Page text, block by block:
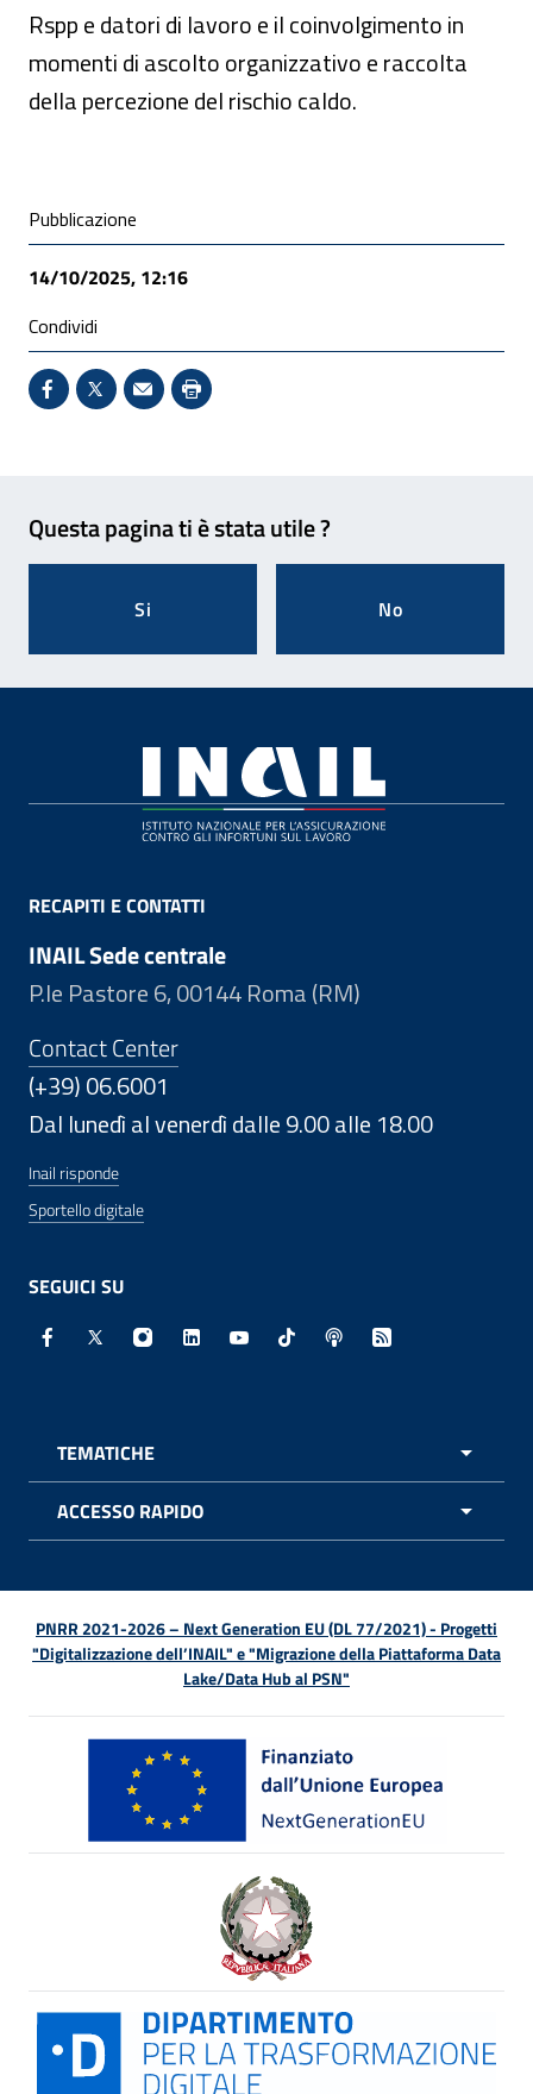
Rspp e datori di lavoro e il coinvolgimento in
momenti di ascolto organizzativo e raccolta
della percezione del rischio caldo.
Condivisione social
Pubblicazione
14/10/2025, 12:16
Condividi
Condividi su Facebook - Sito esterno - Apertura in
X - Sito esterno - Apertura in nuova finestra
Invio Mail: apre il programma di posta
Stampa pagina: scelta meno
Questa pagina ti è stata utile ?
Si No
RECAPITI E CONTATTI
INAIL Sede centrale
P.le Pastore 6, 00144 Roma (RM)
Contact Center
(+39) 06.6001
Dal lunedì al venerdì dalle 9.00 alle 18.00
Inail risponde
Sportello digitale
SEGUICI SU
Facebook - Sito esterno - Apertura in nuova finestra
X - Sito esterno - Apertura in nuova finestra
Instagram - Sito esterno - Apertura in
Linkedin - Sito esterno - Apertura in
Youtube - Sito esterno -
TikTok - Sito esterno -
Spreaker - Sito
Feed RSS -
TEMATICHE
ACCESSO RAPIDO
PNRR 2021-2026 – Next Generation EU (DL 77/2021) - Progetti
"Digitalizzazione dell’INAIL" e "Migrazione della Piattaforma Data
Lake/Data Hub al PSN"